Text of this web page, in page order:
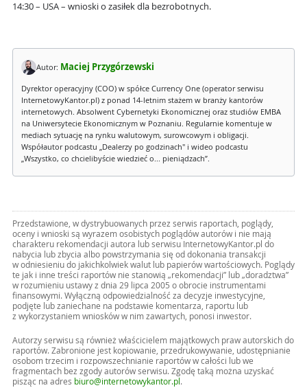
14:30 – USA – wnioski o zasiłek dla bezrobotnych.
Autor: Maciej Przygórzewski
Dyrektor operacyjny (COO) w spółce Currency One (operator serwisu
InternetowyKantor.pl) z ponad 14-letnim stażem w branży kantorów
internetowych. Absolwent Cybernetyki Ekonomicznej oraz studiów EMBA
na Uniwersytecie Ekonomicznym w Poznaniu. Regularnie komentuje w
mediach sytuację na rynku walutowym, surowcowym i obligacji.
Współautor podcastu „Dealerzy po godzinach" i wideo podcastu
„Wszystko, co chcielibyście wiedzieć o... pieniądzach”.
Przedstawione, w dystrybuowanych przez serwis raportach, poglądy,
oceny i wnioski są wyrazem osobistych poglądów autorów i nie mają
charakteru rekomendacji autora lub serwisu InternetowyKantor.pl do
nabycia lub zbycia albo powstrzymania się od dokonania transakcji
w odniesieniu do jakichkolwiek walut lub papierów wartościowych. Poglądy
te jak i inne treści raportów nie stanowią „rekomendacji” lub „doradztwa”
w rozumieniu ustawy z dnia 29 lipca 2005 o obrocie instrumentami
finansowymi. Wyłączną odpowiedzialność za decyzje inwestycyjne,
podjęte lub zaniechane na podstawie komentarza, raportu lub
z wykorzystaniem wniosków w nim zawartych, ponosi inwestor.
Autorzy serwisu są również właścicielem majątkowych praw autorskich do
raportów. Zabronione jest kopiowanie, przedrukowywanie, udostępnianie
osobom trzecim i rozpowszechnianie raportów w całości lub we
fragmentach bez zgody autorów serwisu. Zgodę taką można uzyskać
pisząc na adres biuro@internetowykantor.pl .